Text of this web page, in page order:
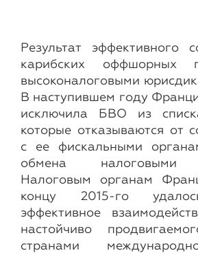
Результат эффективного
карибских оффшорных
высоконалоговыми
В наступившем году
исключила БВО из
которые отказываются от
с ее фискальными
обмена налоговыми
Налоговым органам
концу 2015-го
эффективное
настойчиво
странами